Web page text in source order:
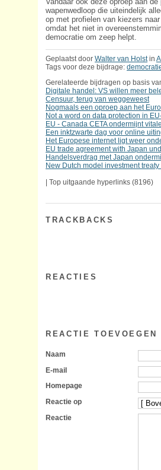
wapenwedloop die uiteindelijk
op met profielen van kiezers
omdat het niet in
democratie om zeep helpt.
Geplaatst doorWalter van Holstin
Tags voor deze bijdrage:
Gerelateerde bijdragen op basis
Digitale handel: VS willen meer
Censuur, terug van weggeweest
Nogmaals een oproep aan het
Not a word on data protection in
EU - Canada CETA ondermijnt
Een inktzwarte dag voor online
Het Europese internet ligt weer
EU trade agreement with Japan
Handelsverdrag met Japan
New Dutch model investment
Top uitgaande hyperlinks (8196)
TRACKBACKS
REACTIES
REACTIE TOEVOEGEN
Naam
E-mail
Homepage
Reactie op
Reactie